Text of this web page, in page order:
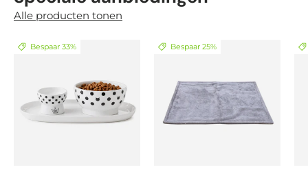
Alle producten tonen
Bespaar 33% Bespaar 25%